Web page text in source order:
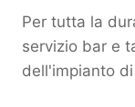
Per tutta la
servizio bar e
dell'impianto